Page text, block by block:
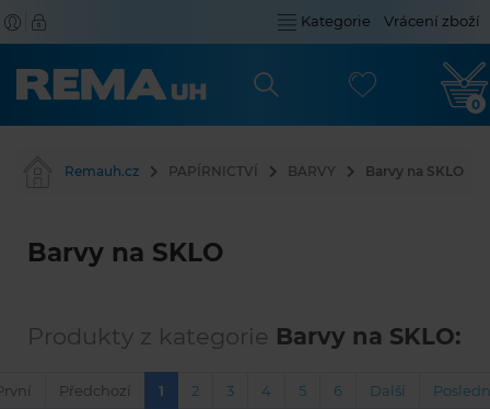
Kategorie Vrácení zboží
0
Remauh.cz PAPÍRNICTVÍ BARVY Barvy na SKLO
Barvy na SKLO
Produkty z kategorie Barvy na SKLO:
Předchozí 1 2 3 4 5 6 Další